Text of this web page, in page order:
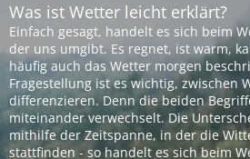
Was ist Wetter leicht erklärt?
Einfach gesagt, handelt es sich beim
der uns umgibt. Es regnet, ist warm,
häufig auch das Wetter morgen
Fragestellung ist es wichtig, zwischen
differenzieren. Denn die beiden
miteinander verwechselt. Die
mithilfe der Zeitspanne, in der die
stattfinden - so handelt es sich beim